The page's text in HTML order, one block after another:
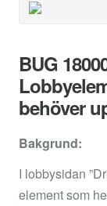
BUG
behöver
Bakgrund:
I lobbysidan
element som